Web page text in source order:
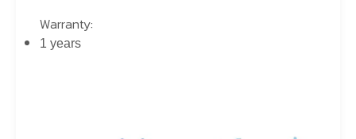
Warranty:
1 years